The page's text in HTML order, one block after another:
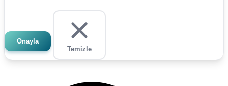
Onayla
Temizle